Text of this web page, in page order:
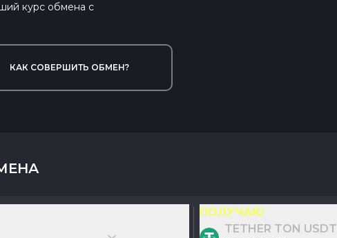
курс обмена с
КАК СОВЕРШИТЬ ОБМЕН?
ПОЛУЧАЮ
TETHER TON USDT